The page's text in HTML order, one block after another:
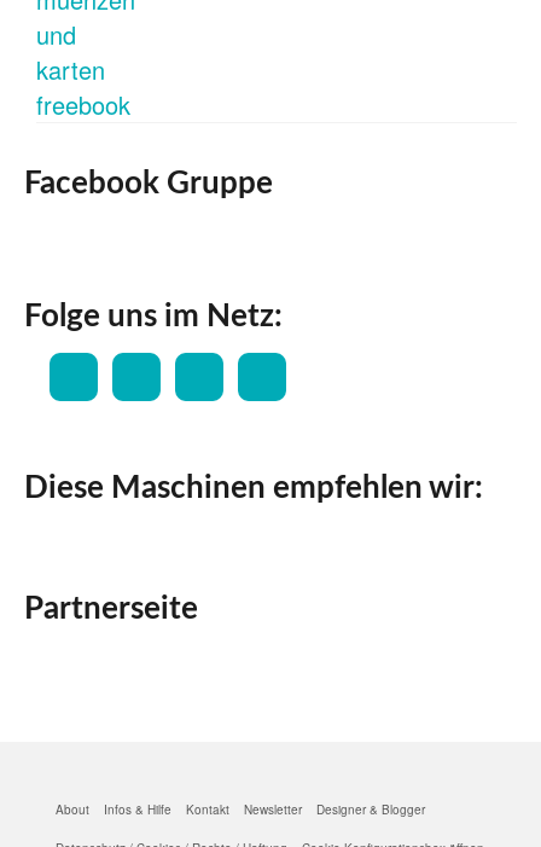
Facebook Gruppe
Folge uns im Netz:
Diese Maschinen empfehlen wir:
Partnerseite
About Infos & Hilfe Kontakt Newsletter Designer & Blogger